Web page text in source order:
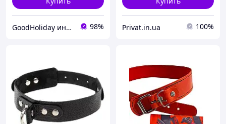
GoodHoliday интернет-магазин 98% Privat.in.ua 100%